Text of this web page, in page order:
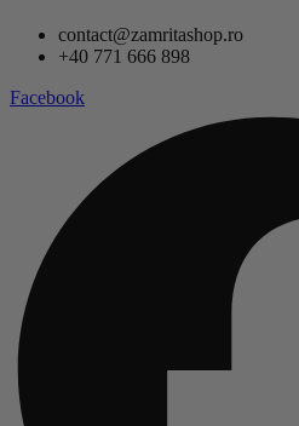
contact@zamritashop.ro
+40 771 666 898
Facebook